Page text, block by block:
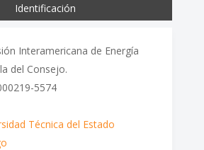
Identificación
Interamericana de Energía
del Consejo.
5574
Técnica del Estado